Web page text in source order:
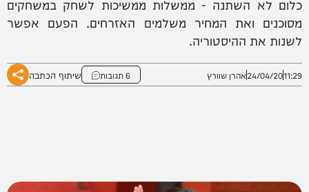
כלום לא השתנה - ממשלות ממשיכות לשחק במשחקים
מסוכנים ואת המחיר משלמים האזרחים. הפעם אפשר
לשנות את ההיסטוריה.
11:29
24/04/20אהרן שוורץ 6 תגובות שיתוף הכתבה